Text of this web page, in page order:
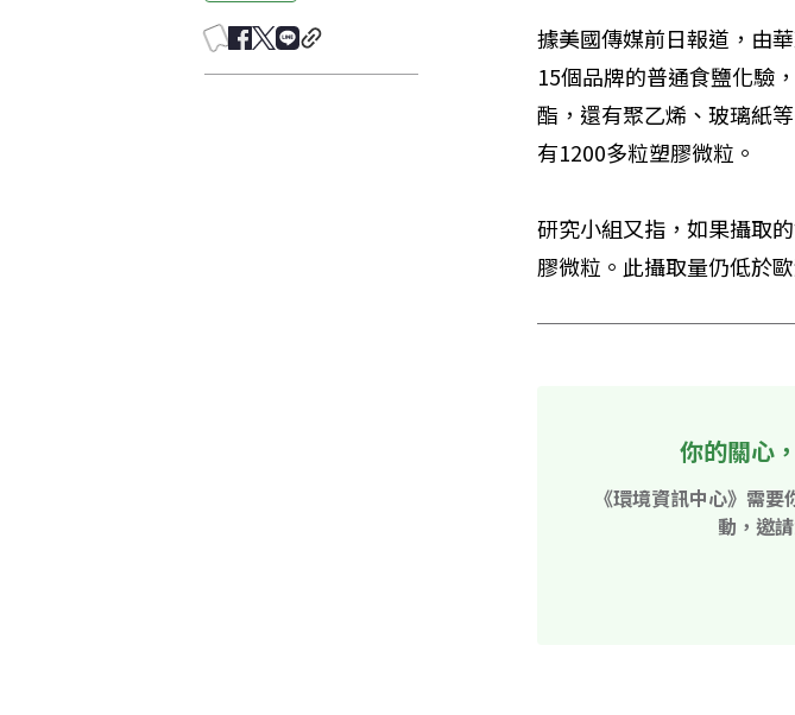
據美國傳媒前日報道，由
15個品牌的普通食鹽化驗
酯，還有聚乙烯、玻璃紙
有1200多粒塑膠微粒。
研究小組又指，如果攝取
膠微粒。此攝取量仍低於
你的關心
《環境資訊中心》需
動，邀